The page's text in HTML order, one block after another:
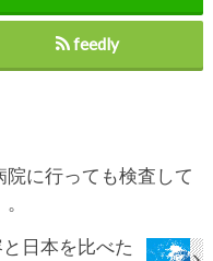
feedly
に行っても検査して
日本を比べた